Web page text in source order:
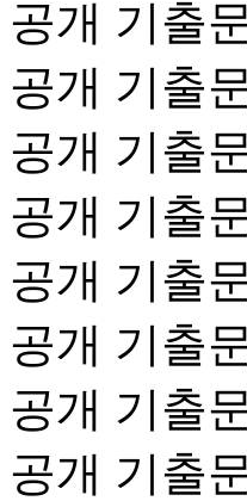
공개 기출
공개 기출
공개 기출
공개 기출
공개 기출
공개 기출
공개 기출
공개 기출